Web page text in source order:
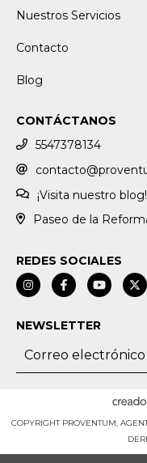
Nuestros Servicios
Contacto
Blog
CONTÁCTANOS
5547378134
¡Visita nuestro blog!
Paseo de la
REDES SOCIALES
NEWSLETTER
COPYRIGHT PROVENTUM,